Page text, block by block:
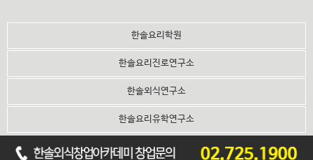
한솔요리학원
한솔요리진로연구소
한솔외식연구소
한솔요리유학연구소